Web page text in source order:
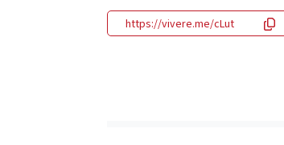
https://vivere.me/cLut